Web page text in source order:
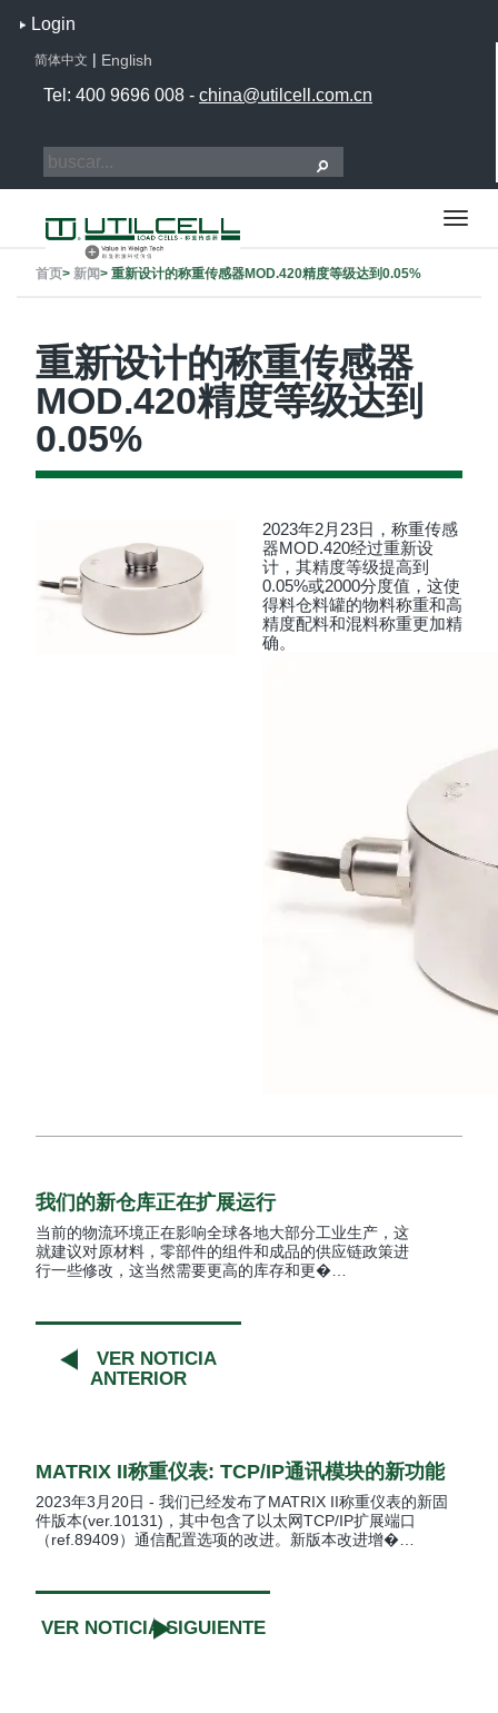
Login
简体中文 | English
Tel: 400 9696 008 - china@utilcell.com.cn
首页> 新闻> 重新设计的称重传感器MOD.420精度等级达到0.05%
重新设计的称重传感器
MOD.420精度等级达到
0.05%
2023年2月23日，称重传感
器MOD.420经过重新设
计，其精度等级提高到
0.05%或2000分度值，这使
得料仓料罐的物料称重和高
精度配料和混料称重更加精
确。
我们的新仓库正在扩展运行
当前的物流环境正在影响全球各地大部分工业生产，这
就建议对原材料，零部件的组件和成品的供应链政策进
行一些修改，这当然需要更高的库存和更�…
VER NOTICIA
ANTERIOR
MATRIX II称重仪表: TCP/IP通讯模块的新功能
2023年3月20日 - 我们已经发布了MATRIX II称重仪表的新固
件版本(ver.10131)，其中包含了以太网TCP/IP扩展端口
（ref.89409）通信配置选项的改进。新版本改进增�…
VER NOTICIA SIGUIENTE